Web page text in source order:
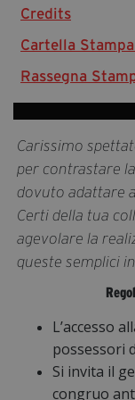
Diventa Partner
Dona
Chi Siamo
#Trameascuola
Visioni Civiche
Mostra 3D -
Contatti
Carissimo
per contrastare
dovuto adattare
Certi della tua
agevolare la
queste semplici
L’accesso
possessori
Si invita il
congruo
Credits
Cartella Stampa
Rassegna